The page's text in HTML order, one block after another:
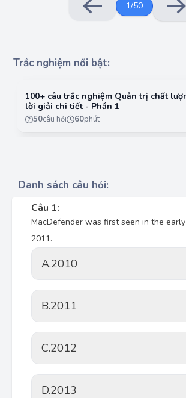
1/50
Trắc nghiệm nổi bật:
100+ câu trắc nghiệm Quản trị chất
lời giải chi tiết - Phần 1
50câu hỏi 60phút
Danh sách câu hỏi:
Câu 1:
MacDefender was first seen in the
2011.
A.2010
B.2011
C.2012
D.2013